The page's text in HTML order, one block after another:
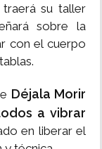
su taller
sobre la
con el cuerpo
Déjala Morir
a vibrar
en liberar el